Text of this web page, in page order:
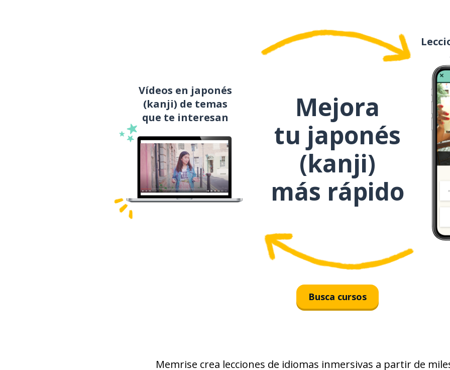
男
例えば
そば
人間
Vídeos en japonés
(kanji) de temas
que te interesan
Mejora
tu japonés
(kanji)
más rápido
Busca cursos
Memrise crea lecciones de idiomas inmersivas a partir de